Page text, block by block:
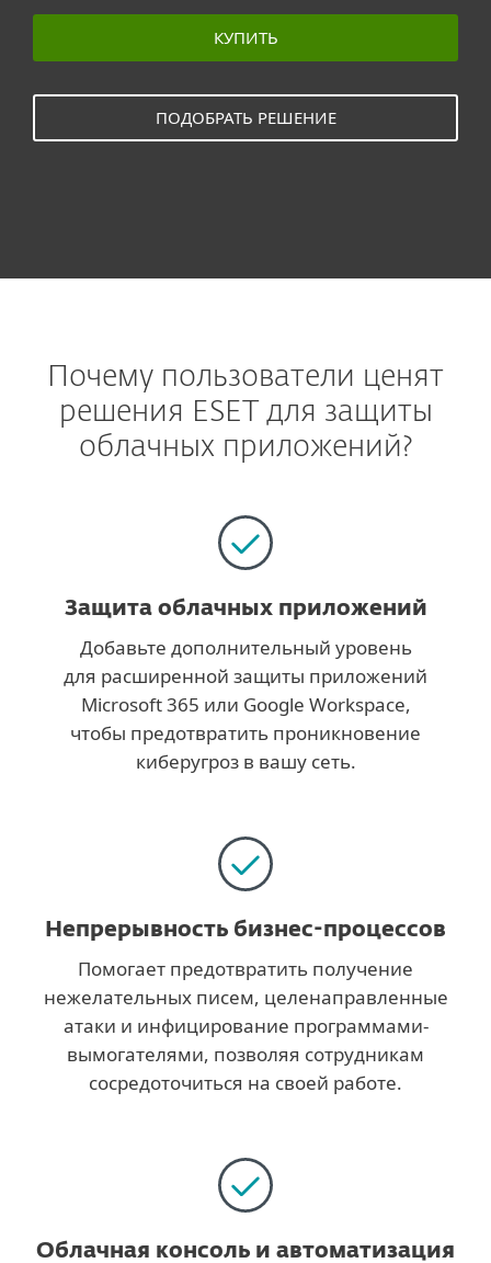
КУПИТЬ
ПОДОБРАТЬ РЕШЕНИЕ
Почему пользователи ценят
решения ESET для защиты
облачных приложений?
Защита облачных приложений
Добавьте дополнительный уровень
для расширенной защиты приложений
Microsoft 365 или Google Workspace,
чтобы предотвратить проникновение
киберугроз в вашу сеть.
Непрерывность бизнес-процессов
Помогает предотвратить получение
нежелательных писем, целенаправленные
атаки и инфицирование программами-
вымогателями, позволяя сотрудникам
сосредоточиться на своей работе.
Облачная консоль и автоматизация